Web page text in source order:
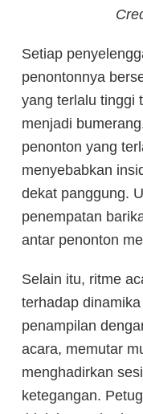
Setiap
penontonnya
yang terlalu tinggi
menjadi
penonton yang
menyebabkan
dekat panggung.
penempatan
antar penonton
Selain itu, ritme
terhadap dinamika
penampilan
acara, memutar
menghadirkan
ketegangan.